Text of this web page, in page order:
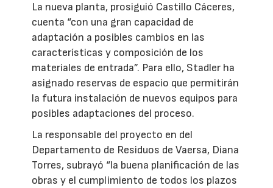
La nueva planta, prosiguió Castillo Cáceres,
cuenta “con una gran capacidad de
adaptación a posibles cambios en las
características y composición de los
materiales de entrada”. Para ello, Stadler ha
asignado reservas de espacio que permitirán
la futura instalación de nuevos equipos para
posibles adaptaciones del proceso.
La responsable del proyecto en del
Departamento de Residuos de Vaersa, Diana
Torres, subrayó “la buena planificación de las
obras y el cumplimiento de todos los plazos